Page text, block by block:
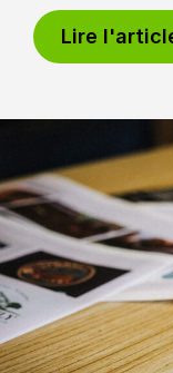
Lire